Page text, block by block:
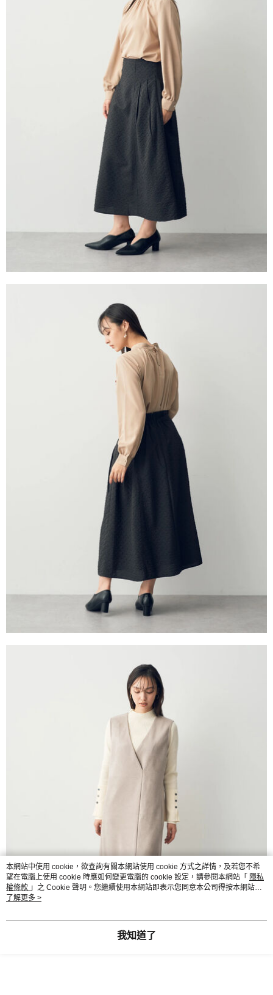
本網站中使用 cookie，欲查詢有關本網站使用 cookie 方式之詳情，及若您不希
望在電腦上使用 cookie 時應如何變更電腦的 cookie 設定，請參閱本網站「 隱私
權條款 」之 Cookie 聲明。您繼續使用本網站即表示您同意本公司得按本網站使
用條款之 Cookie 聲明使用 cookie。
了解更多 >
我知道了